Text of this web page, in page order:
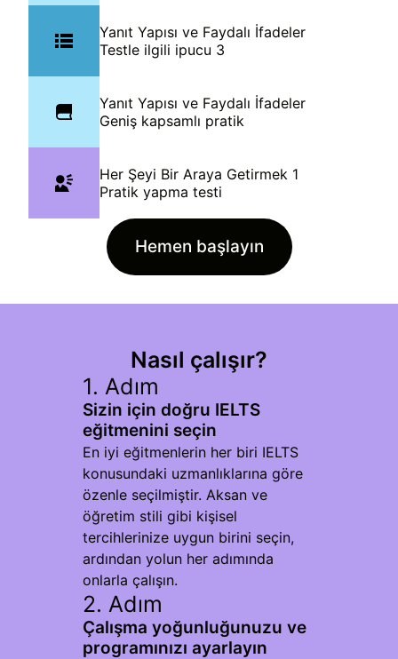
Yanıt Yapısı ve Faydalı İfadeler
Testle ilgili ipucu 3
Yanıt Yapısı ve Faydalı İfadeler
Geniş kapsamlı pratik
Her Şeyi Bir Araya Getirmek 1
Pratik yapma testi
Hemen başlayın
Nasıl çalışır?
1. Adım
Sizin için doğru IELTS
eğitmenini seçin
En iyi eğitmenlerin her biri IELTS
konusundaki uzmanlıklarına göre
özenle seçilmiştir. Aksan ve
öğretim stili gibi kişisel
tercihlerinize uygun birini seçin,
ardından yolun her adımında
onlarla çalışın.
2. Adım
Çalışma yoğunluğunuzu ve
programınızı ayarlayın